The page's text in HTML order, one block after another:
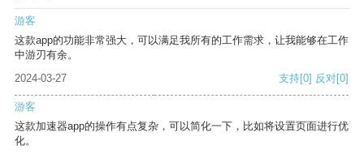
游客
这款app的功能非常强大，可以满足我所有的工作需求，让我能够在工作
中游刃有余。
2024-03-27
支持[0] 反对[0]
游客
这款加速器app的操作有点复杂，可以简化一下，比如将设置页面进行优
化。